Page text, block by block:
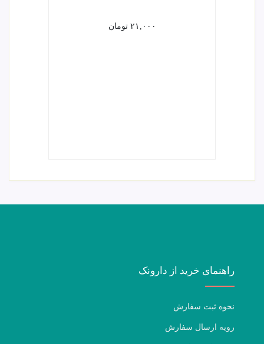
۲۱,۰۰۰ تومان
راهنمای خرید از دارونک
نحوه ثبت سفارش
رویه ارسال سفارش